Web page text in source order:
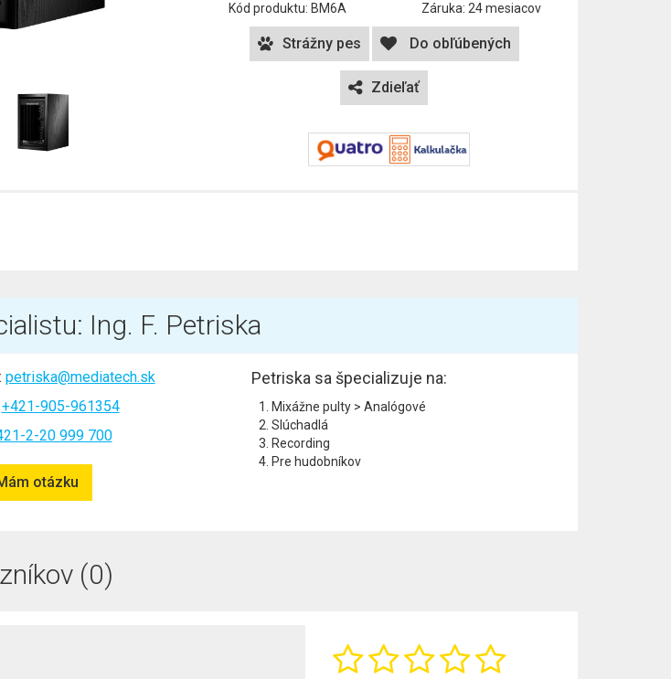
Kód produktu: BM6A Záruka: 24 mesiacov
Strážny pes Do obľúbených
Zdieľať
Ing. F. Petriska
petriska@mediatech.sk
+421-905-961354
2-20 999 700
otázku
Petriska sa špecializuje na:
Mixážne pulty > Analógové
Slúchadlá
Recording
Pre hudobníkov
(0)